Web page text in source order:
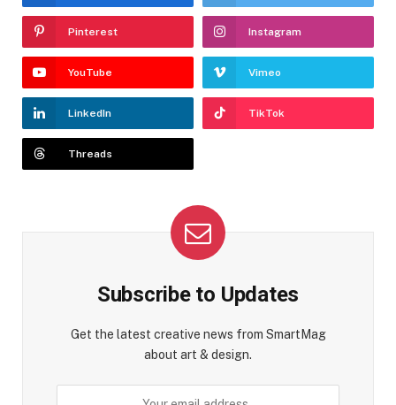
Pinterest Instagram
YouTube Vimeo
LinkedIn TikTok
Threads
Subscribe to Updates
Get the latest creative news from SmartMag
about art & design.